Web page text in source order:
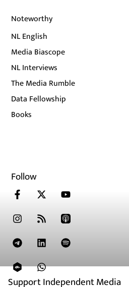
Support Independent Media
Noteworthy
NL English
Media Biascope
NL Interviews
The Media Rumble
Data Fellowship
Books
Follow